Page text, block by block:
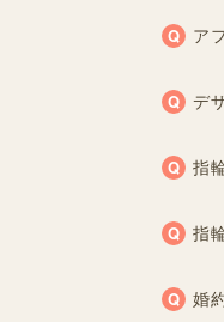
ア
デ
指
指
婚